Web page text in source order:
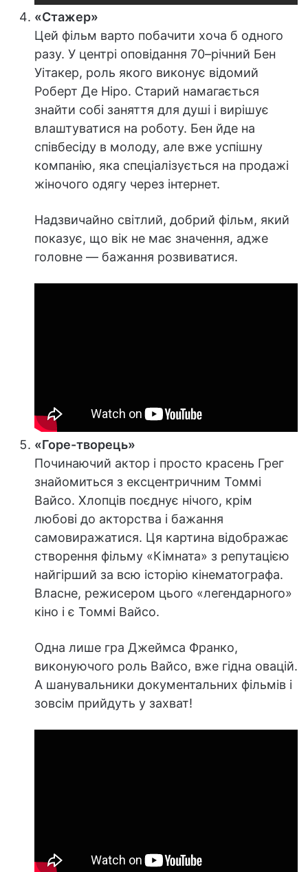
«Стажер»
Цей фільм варто побачити хоча б одного
разу. У центрі оповідання 70–річний Бен
Уітакер, роль якого виконує відомий
Роберт Де Ніро. Старий намагається
знайти собі заняття для душі і вирішує
влаштуватися на роботу. Бен йде на
співбесіду в молоду, але вже успішну
компанію, яка спеціалізується на продажі
жіночого одягу через інтернет.
Надзвичайно світлий, добрий фільм, який
показує, що вік не має значення, адже
головне — бажання розвиватися.
«Горе-творець»
Починаючий актор і просто красень Грег
знайомиться з ексцентричним Томмі
Вайсо. Хлопців поєднує нічого, крім
любові до акторства і бажання
самовиражатися. Ця картина відображає
створення фільму «Кімната» з репутацією
найгірший за всю історію кінематографа.
Власне, режисером цього «легендарного»
кіно і є Томмі Вайсо.
Одна лише гра Джеймса Франко,
виконуючого роль Вайсо, вже гідна овацій.
А шанувальники документальних фільмів і
зовсім прийдуть у захват!